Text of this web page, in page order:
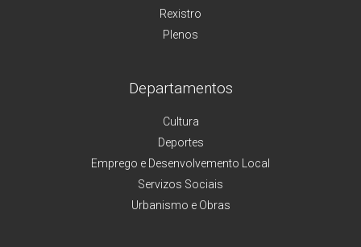
Rexistro
Plenos
Departamentos
Cultura
Deportes
Emprego e Desenvolvemento Local
Servizos Sociais
Urbanismo e Obras